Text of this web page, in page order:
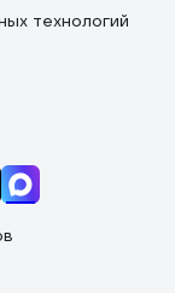
технологий